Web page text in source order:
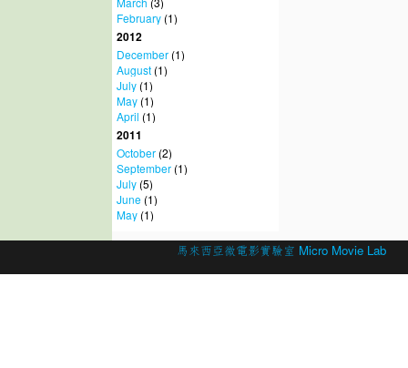
February(1)
2012
December(1)
August(1)
July(1)
May(1)
April (1)
2011
October(2)
September(1)
July(5)
June(1)
May(1)
馬來西亞微電影實驗室 Micro Movie Lab